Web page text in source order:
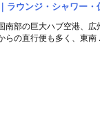
ラウンジ・シャワー
南部の巨大ハブ空港、
らの直行便も多く、東南